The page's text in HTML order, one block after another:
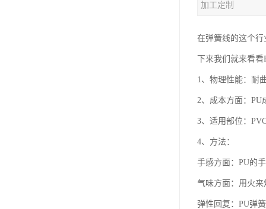
加工定制
在弹簧线的这个
下来我们就来看
1、物理性能：耐
2、成本方面：PU
3、适用部位：
4、方法：
手感方面：PU的
气味方面：用火来
弹性回复：PU弹